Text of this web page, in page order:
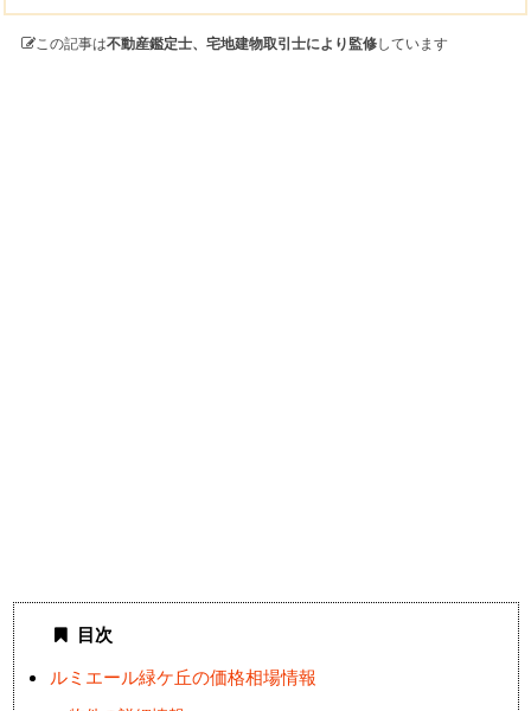
この記事は不動産鑑定士、宅地建物取引士により監修しています
目次
ルミエール緑ケ丘の価格相場情報